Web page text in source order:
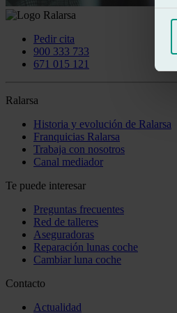
Pedir cita
900 333 733
671 015 121
Ralarsa
Historia y evolución de Ralarsa
Franquicias Ralarsa
Trabaja con nosotros
Canal mediador
Te puede interesar
Preguntas frecuentes
Red de talleres
Aseguradoras
Reparación lunas coche
Cambiar luna coche
Contacto
Actualidad